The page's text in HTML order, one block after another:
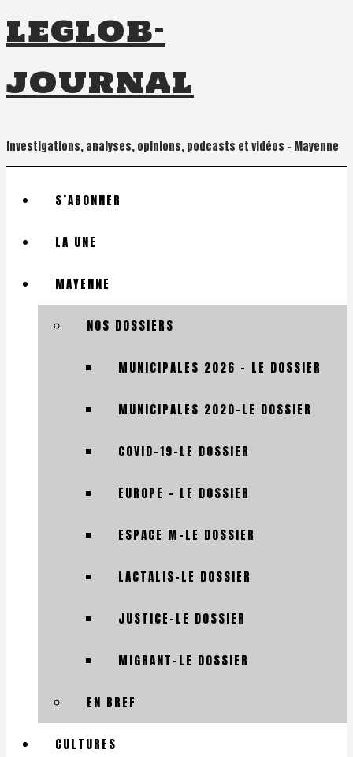
leglob-
journal
Investigations, analyses, opinions, podcasts et vidéos – Mayenne
S’ABONNER
LA UNE
MAYENNE
NOS DOSSIERS
MUNICIPALES 2026 – LE DOSSIER
MUNICIPALES 2020-LE DOSSIER
COVID-19-LE DOSSIER
EUROPE – LE DOSSIER
ESPACE M-LE DOSSIER
LACTALIS-LE DOSSIER
JUSTICE-LE DOSSIER
MIGRANT-LE DOSSIER
EN BREF
CULTURES